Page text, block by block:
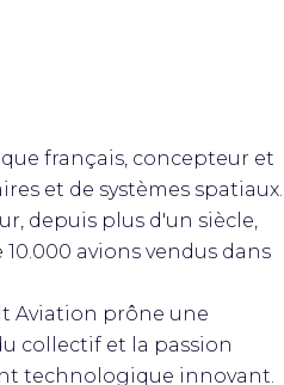
français, concepteur et
et de systèmes spatiaux.
depuis plus d'un siècle,
avions vendus dans
Aviation prône une
collectif et la passion
technologique innovant.